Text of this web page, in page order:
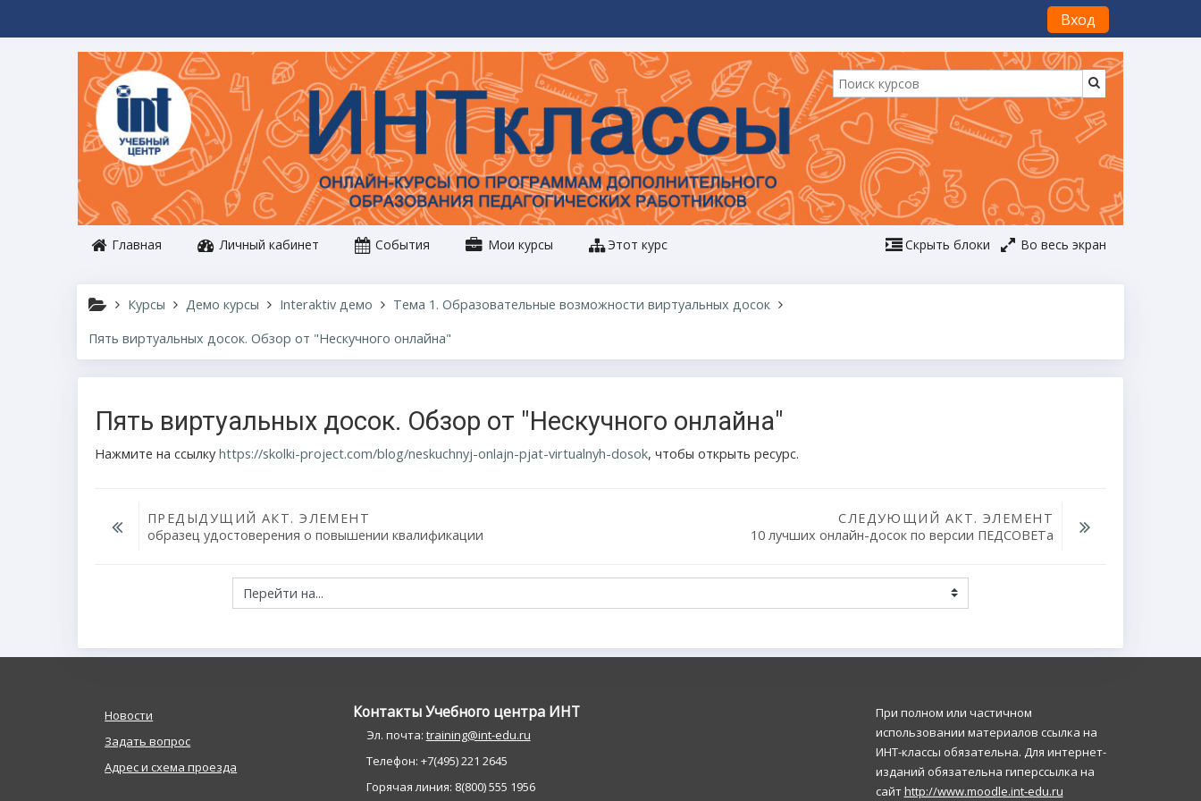
Вход
Главная Личный кабинет События Мои курсы Этот курс Скрыть блоки Во весь экран
Курсы Демо курсы Interaktiv демо
Тема 1. Образовательные возможности виртуальных досок
Пять виртуальных досок. Обзор от "Нескучного онлайна"
Пять виртуальных досок. Обзор от "Нескучного онлайна"
Нажмите на ссылку https://skolki-project.com/blog/neskuchnyj-onlajn-pjat-virtualnyh-dosok, чтобы открыть ресурс.
ПРЕДЫДУЩИЙ АКТ. ЭЛЕМЕНТ
образец удостоверения о повышении квалификации
СЛЕДУЮЩИЙ АКТ. ЭЛЕМЕНТ
10 лучших онлайн-досок по версии ПЕДСОВЕТа
Новости
Задать вопрос
Адрес и схема проезда
Контакты Учебного центра ИНT
Эл. почта: training@int-edu.ru
Телефон: +7(495) 221 2645
Горячая линия: 8(800) 555 1956
При полном или частичном
использовании материалов ссылка на
ИНТ-классы обязательна. Для интернет-
изданий обязательна гиперссылка на
сайтhttp://www.moodle.int-edu.ru